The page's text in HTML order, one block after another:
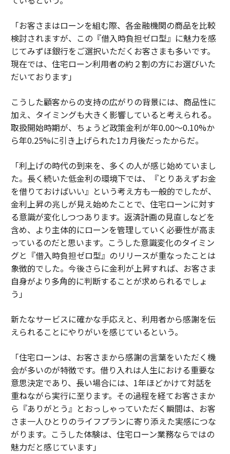
「お客さまはローンを組む際、各金融機関の商品を比較
検討されますが、この『借入時負担ゼロ型』に魅力を感
じてみずほ銀行をご選択いただくお客さまも多いです。
現在では、住宅ローン利用者の約２割の方にお選びいた
だいております」
こうした顧客からの支持の広がりの背景には、商品性に
加え、タイミングも大きく影響していると考えられる。
取扱開始時期が、ちょうど政策金利が年0.00〜0.10%か
ら年0.25%に引き上げられた1カ月後だったからだ。
「利上げの時代の到来を、多くの人が感じ始めていまし
た。長く続いた低金利の環境下では、『とりあえずお金
を借りておけばいい』という考え方も一般的でしたが、
金利上昇の兆しが見え始めたことで、住宅ローンに対す
る意識が変化しつつあります。返済計画の見直しなどを
含め、より主体的にローンを管理していく必要性が高ま
っているのだと思います。こうした意識変化のタイミン
グと『借入時負担ゼロ型』のリリースが重なったことは
象徴的でした。今後さらに金利が上昇すれば、お客さま
自身がより多角的に判断することが求められるでしょ
う」
新たなサービスに確かな手応えと、利用者から感謝を伝
えられることにやりがいを感じているという。
「住宅ローンは、お客さまから感謝の言葉をいただく機
会が多いのが特徴です。借り入れは人生における重要な
意思決定であり、長い場合には、1年ほどかけて対話を
重ねながら実行に至ります。その過程を経てお客さまか
ら『ありがとう』とおっしゃっていただく瞬間は、お客
さま一人ひとりのライフプランに寄り添えた実感につな
がります。こうした体験は、住宅ローン業務ならではの
魅力だと感じています」